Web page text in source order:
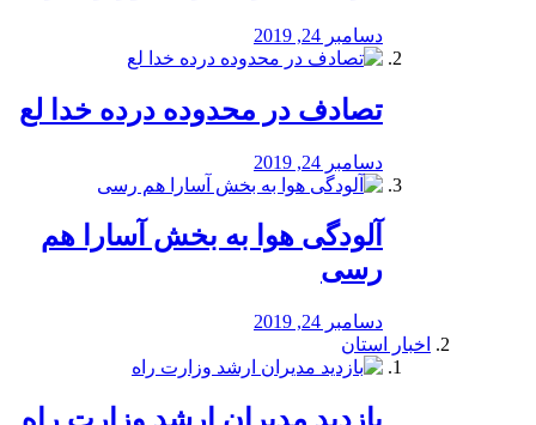
دسامبر 24, 2019
تصادف در محدوده درده خدا لع
دسامبر 24, 2019
آلودگی هوا به بخش آسارا هم
رسی
دسامبر 24, 2019
اخبار استان